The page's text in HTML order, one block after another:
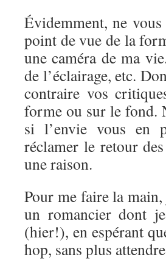
Évidemment, ne
point de vue de la
une caméra de ma
de l’éclairage, etc.
contraire vos
forme ou sur le fond.
si l’envie vous en
réclamer le retour
une raison.
Pour me faire la
un romancier dont
(hier!), en espérant
hop, sans plus